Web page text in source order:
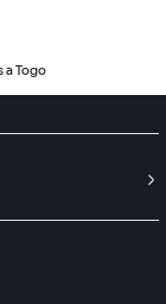
a Togo